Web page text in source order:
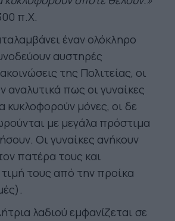
π.Χ.
έναν ολόκληρο
αυστηρές
της Πολιτείας, οι
αναλυτικά πως οι γυναίκες
κυκλοφορούν μόνες, οι δε
με μεγάλα πρόστιμα
Οι γυναίκες ανήκουν
πατέρα τους και
τους από την προίκα
λαδιού εμφανίζεται σε